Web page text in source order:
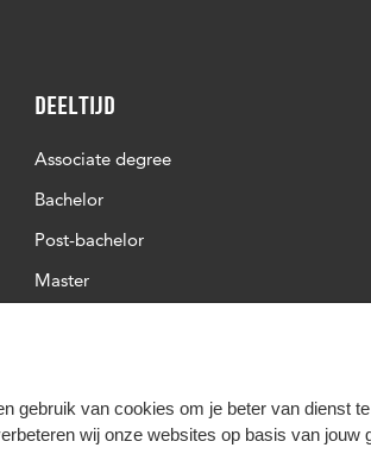
gebruik van cookies om je beter van dienst
wij onze websites op basis van jouw
Deeltijd
Associate degree
Bachelor
Post-bachelor
Master